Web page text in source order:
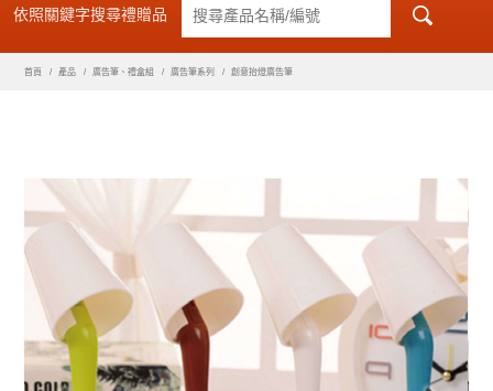
依照關鍵字搜尋禮贈品
首頁 產品 廣告筆、禮盒組 廣告筆系列 創意抬燈廣告筆